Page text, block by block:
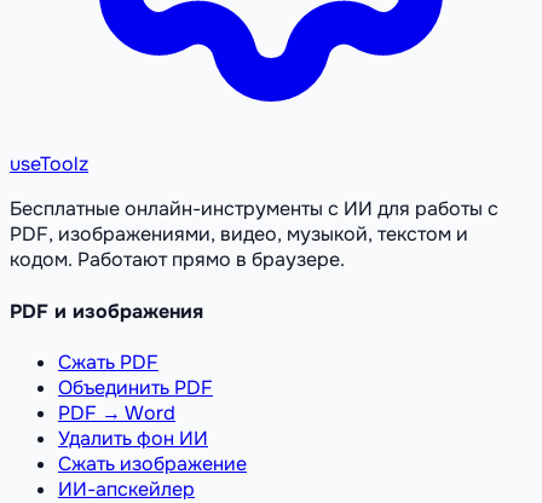
useToolz
Бесплатные онлайн-инструменты с ИИ для работы с
PDF, изображениями, видео, музыкой, текстом и
кодом. Работают прямо в браузере.
PDF и изображения
Сжать PDF
Объединить PDF
PDF → Word
Удалить фон ИИ
Сжать изображение
ИИ-апскейлер